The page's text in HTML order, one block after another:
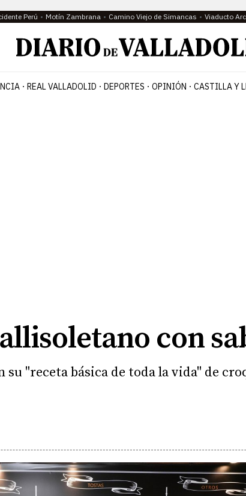
Perú Motín Zambrana Camino Viejo de Simancas Viaducto
REAL VALLADOLID DEPORTES OPINIÓN CASTILLA Y
con
su "receta básica de toda la vida" de